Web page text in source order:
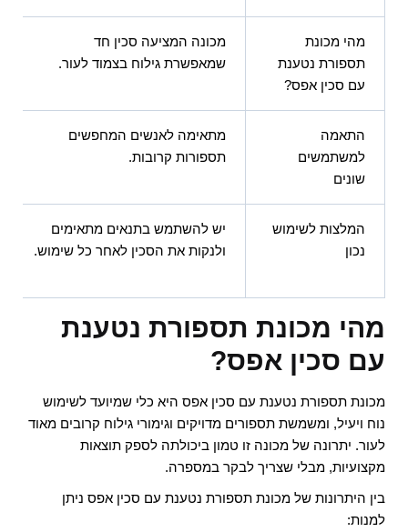
מהי מכונת
תספורת נטענת
עם סכין אפס?
מכונה המציעה סכין חד
שמאפשרת גילוח בצמוד לעור.
התאמה
למשתמשים
שונים
מתאימה לאנשים המחפשים
תספורות קרובות.
המלצות לשימוש
נכון
יש להשתמש בתנאים מתאימים
ולנקות את הסכין לאחר כל שימוש.
מהי מכונת תספורת נטענת
עם סכין אפס?
מכונת תספורת נטענת עם סכין אפס היא כלי שמיועד לשימוש
נוח ויעיל, ומשמשת תספורים מדויקים וגימורי גילוח קרובים מאוד
לעור. יתרונה של מכונה זו טמון ביכולתה לספק תוצאות
מקצועיות, מבלי שצריך לבקר במספרה.
בין היתרונות של מכונת תספורת נטענת עם סכין אפס ניתן
למנות: